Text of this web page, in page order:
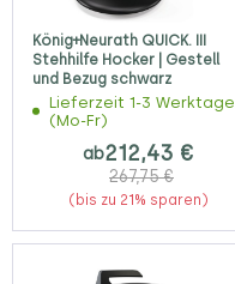
König+Neurath QUICK. III
Stehhilfe Hocker | Gestell
und Bezug schwarz
Lieferzeit 1-3 Werktage
(Mo-Fr)
ab212,43 €
267,75 €
(bis zu 21% sparen)